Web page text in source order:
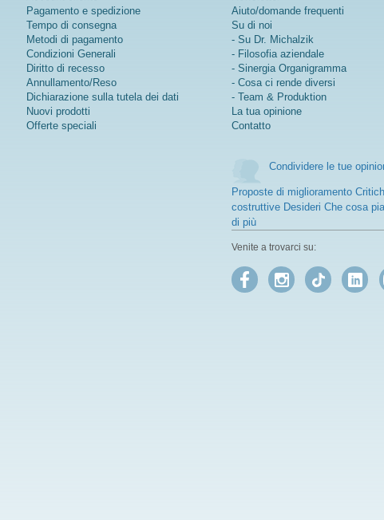
Pagamento e spedizione
Tempo di consegna
Metodi di pagamento
Condizioni Generali
Diritto di recesso
Annullamento/Reso
Dichiarazione sulla tutela dei dati
Nuovi prodotti
Offerte speciali
Aiuto/domande frequenti
Su di noi
- Su Dr. Michalzik
- Filosofia aziendale
- Sinergia Organigramma
- Cosa ci rende diversi
- Team & Produktion
La tua opinione
Contatto
Condividere le tue
Proposte di miglioramento
costruttive Desideri Che cosa
di più
Venite a trovarci su: